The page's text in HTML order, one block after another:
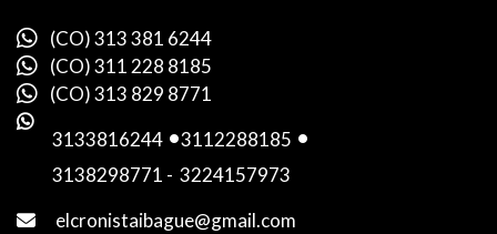
(CO) 313 381 6244
(CO) 311 228 8185
(CO) 313 829 8771
3133816244 -3112288185 -
3138298771 - 3224157973
elcronistaibague@gmail.com